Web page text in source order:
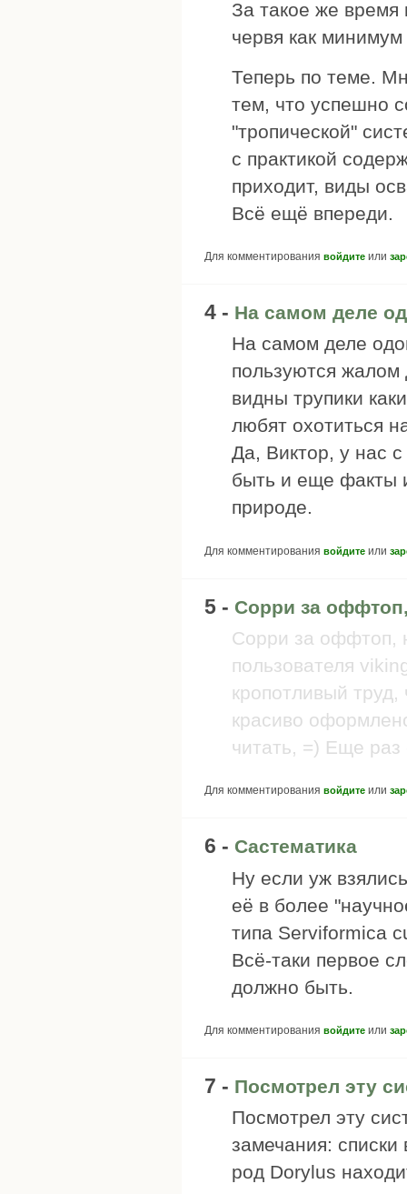
За такое же время
червя как
Теперь по теме.
тем, что успешно
"тропической"
с практикой
приходит, виды
Всё ещё впереди.
Для комментирования войдите или
4 - На самом деле
На самом деле
пользуются жалом
видны трупики
любят охотиться
Да, Виктор, у нас
быть и еще факты
природе.
Для комментирования войдите или
5 - Сорри за
Сорри за оффтоп,
пользователя
кропотливый
красиво
читать, =) Еще
Для комментирования войдите или
6 - Састематика
Ну если уж
её в более
типа Serviformica
Всё-таки первое
должно быть.
Для комментирования войдите или
7 - Посмотрел эту
Посмотрел эту
замечания:
род Dorylus